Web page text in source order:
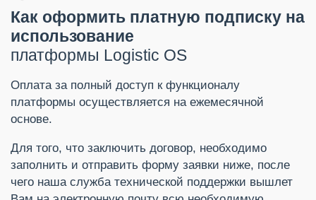
Как оформить платную подписку на
использование
платформы Logistic OS
Оплата за полный доступ к функционалу
платформы осуществляется на ежемесячной
основе.
Для того, что заключить договор, необходимо
заполнить и отправить форму заявки ниже, после
чего наша служба технической поддержки вышлет